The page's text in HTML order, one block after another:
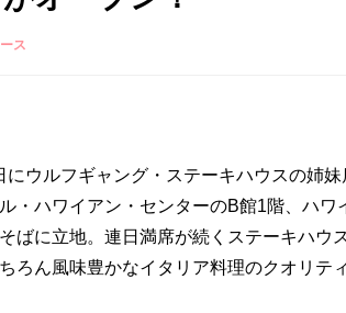
ス
にウルフギャング・ステーキハウスの姉
・ハワイアン・センターのB館1階、ハ
ばに立地。連日満席が続くステーキハウ
ろん風味豊かなイタリア料理のクオリテ